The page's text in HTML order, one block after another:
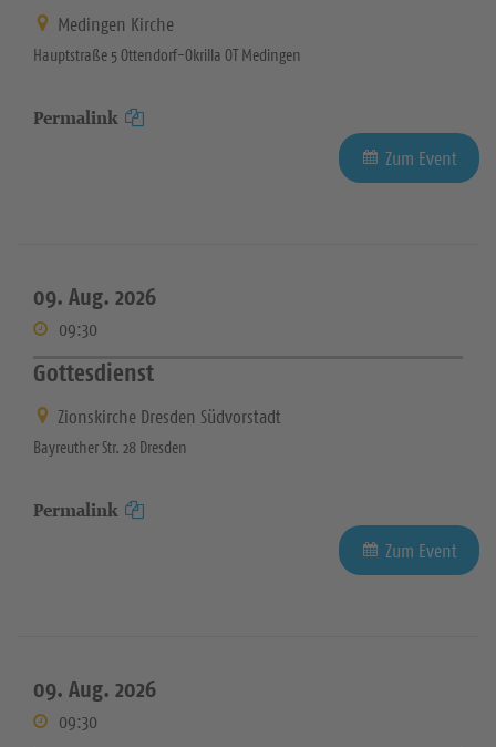
Medingen Kirche
Hauptstraße 5 Ottendorf-Okrilla OT Medingen
Permalink
Zum Event
09. Aug. 2026
09:30
Gottesdienst
Zionskirche Dresden Südvorstadt
Bayreuther Str. 28 Dresden
Permalink
Zum Event
09. Aug. 2026
09:30